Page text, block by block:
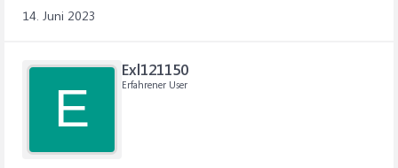
14. Juni 2023
E
Exl121150
Erfahrener User